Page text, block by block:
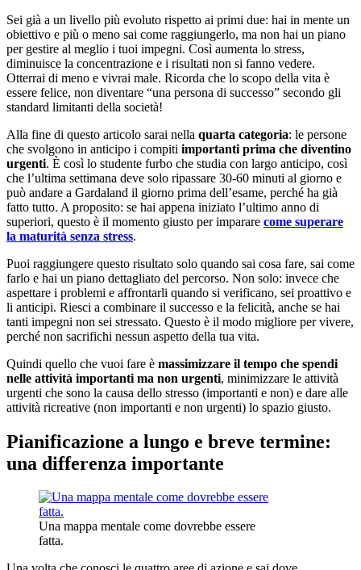
Sei già a un livello più evoluto rispetto ai primi due: hai in mente un
obiettivo e più o meno sai come raggiungerlo, ma non hai un piano
per gestire al meglio i tuoi impegni. Così aumenta lo stress,
diminuisce la concentrazione e i risultati non si fanno vedere.
Otterrai di meno e vivrai male. Ricorda che lo scopo della vita è
essere felice, non diventare “una persona di successo” secondo gli
standard limitanti della società!
Alla fine di questo articolo sarai nella quarta categoria: le persone
che svolgono in anticipo i compiti importanti prima che diventino
urgenti. È così lo studente furbo che studia con largo anticipo, così
che l’ultima settimana deve solo ripassare 30-60 minuti al giorno e
può andare a Gardaland il giorno prima dell’esame, perché ha già
fatto tutto. A proposito: se hai appena iniziato l’ultimo anno di
superiori, questo è il momento giusto per imparare come superare
la maturità senza stress.
Puoi raggiungere questo risultato solo quando sai cosa fare, sai come
farlo e hai un piano dettagliato del percorso. Non solo: invece che
aspettare i problemi e affrontarli quando si verificano, sei proattivo e
li anticipi. Riesci a combinare il successo e la felicità, anche se hai
tanti impegni non sei stressato. Questo è il modo migliore per vivere,
perché non sacrifichi nessun aspetto della tua vita.
Quindi quello che vuoi fare è massimizzare il tempo che spendi
nelle attività importanti ma non urgenti, minimizzare le attività
urgenti che sono la causa dello stresso (importanti e non) e dare alle
attività ricreative (non importanti e non urgenti) lo spazio giusto.
Pianificazione a lungo e breve termine:
una differenza importante
Una mappa mentale come dovrebbe essere
fatta.